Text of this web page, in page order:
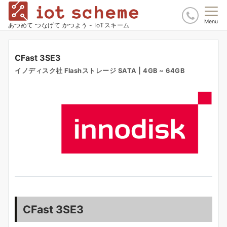
あつめて つなげて かつよう - IoTスキーム Menu
CFast 3SE3
イノディスク社 Flashストレージ SATA | 4GB ~ 64GB
CFast 3SE3